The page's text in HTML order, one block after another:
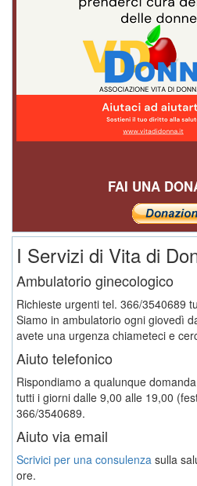
FAI UNA
I Servizi di Vita di
Ambulatorio ginecologico
Richieste urgenti tel. 366/3540689
Siamo in ambulatorio ogni giovedì
avete una urgenza chiameteci e
Aiuto telefonico
Rispondiamo a qualunque
tutti i giorni dalle 9,00 alle 19,00
366/3540689.
Aiuto via email
Scrivici per una consulenza sulla
ore.